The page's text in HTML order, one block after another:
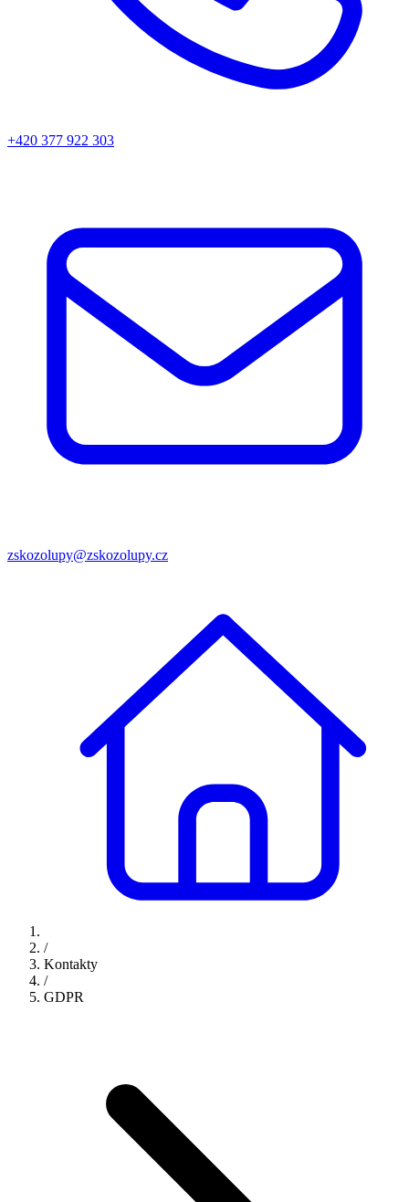
+420 377 922 303
zskozolupy@zskozolupy.cz
/
Kontakty
/
GDPR